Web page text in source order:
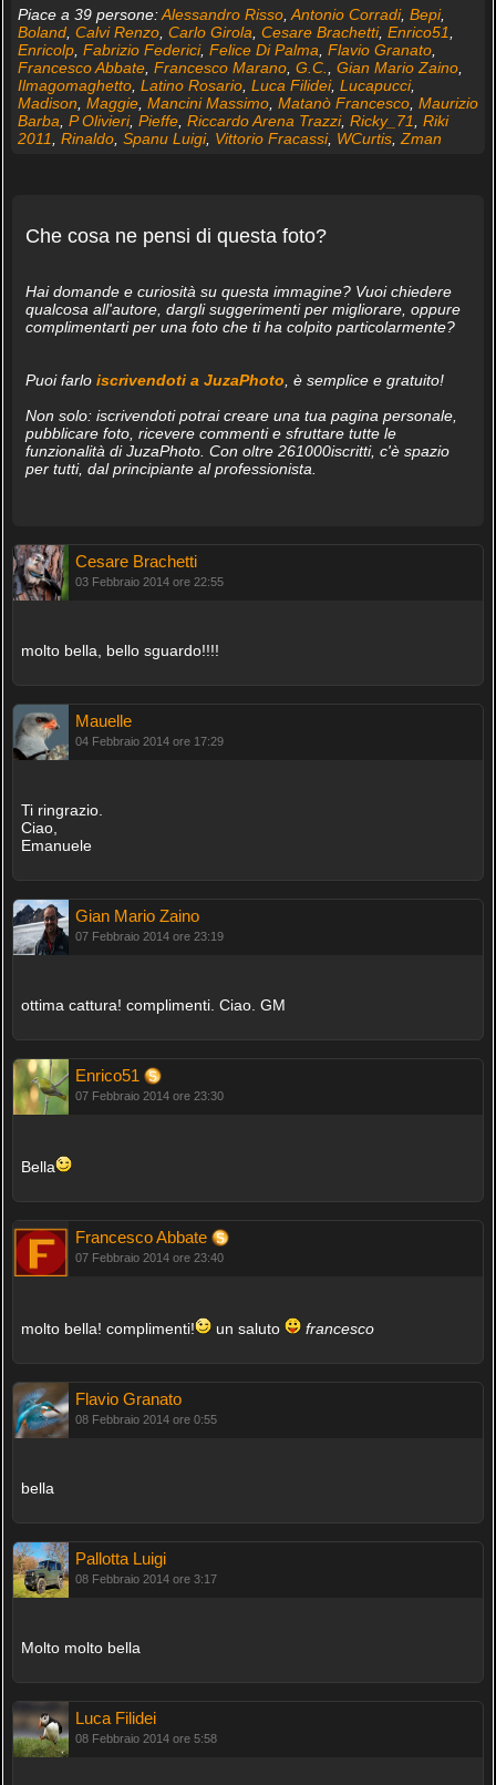
Piace a 39 persone:Alessandro Risso, Antonio Corradi, Bepi,
Boland, Calvi Renzo, Carlo Girola Cesare Brachetti, Enrico51
Enricolp, Fabrizio Federici, Felice Di Palma Flavio Granato,
Francesco Abbate, Francesco Marano, G.C. Gian Mario Zaino,
Ilmagomaghetto, Latino Rosario, Luca Filidei, Lucapucci,
Madison Maggie, Mancini Massimo, Matanò Francesco, Maurizio
Barba P Olivieri, Pieffe, Riccardo Arena Trazzi, Ricky_71
Riki
2011
Rinaldo, Spanu Luigi, Vittorio Fracassi, WCurtis, Zman
Che cosa ne pensi di questa foto?
Hai domande e curiosità su questa immagine? Vuoi chiedere
qualcosa all'autore, dargli suggerimenti per migliorare, oppure
complimentarti per una foto che ti ha colpito particolarmente?
Puoi farlo iscrivendoti a JuzaPhoto , è semplice e gratuito!
Non solo: iscrivendoti potrai creare una tua pagina personale,
pubblicare foto, ricevere commenti e sfruttare tutte le
funzionalità di JuzaPhoto. Con oltre 261000iscritti, c'è spazio
per tutti, dal principiante al professionista.
Cesare Brachetti
03 Febbraio 2014 ore 22:55
molto bella, bello sguardo!!!!
Mauelle
04 Febbraio 2014 ore 17:29
Ti ringrazio.
Ciao,
Emanuele
Gian Mario Zaino
07 Febbraio 2014 ore 23:19
ottima cattura! complimenti. Ciao. GM
Enrico51
07 Febbraio 2014 ore 23:30
Bella
Francesco Abbate
07 Febbraio 2014 ore 23:40
molto bella! complimenti! un saluto francesco
Flavio Granato
08 Febbraio 2014 ore 0:55
bella
Pallotta Luigi
08 Febbraio 2014 ore 3:17
Molto molto bella
Luca Filidei
08 Febbraio 2014 ore 5:58